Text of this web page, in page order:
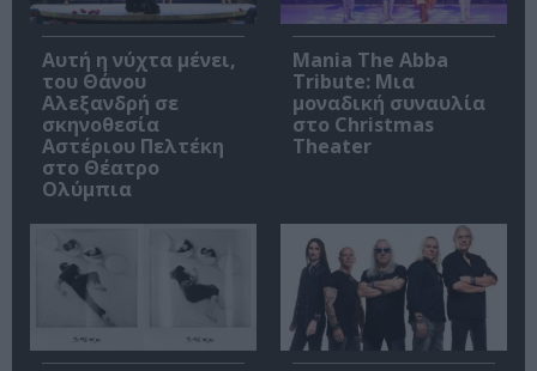
Αυτή η νύχτα μένει,
του Θάνου
Αλεξανδρή σε
σκηνοθεσία
Αστέριου Πελτέκη
στο Θέατρο
Ολύμπια
Mania The Abba
Tribute: Μια
μοναδική συναυλία
στο Christmas
Theater